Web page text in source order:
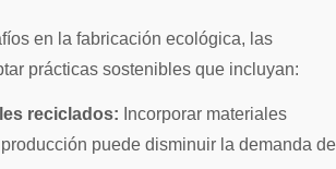
en la fabricación ecológica, las
prácticas sostenibles que incluyan:
reciclados: Incorporar materiales
puede disminuir la demanda de